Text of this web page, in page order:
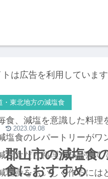
は広告を利用しています
郡山市の減塩食
食におすすめ
・東北地方の減塩食
2023.09.08
食、減塩を意識した料理
塩食のレパートリーがワ
塩食だと料理が味が薄く
塩食をおいしく作るには